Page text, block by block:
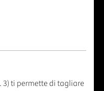
ti permette di tagliare